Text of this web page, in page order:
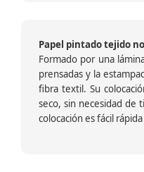
Papel pintado tejido
Formado por una
prensadas y la
fibra textil. Su
seco, sin necesidad de
colocación es fácil